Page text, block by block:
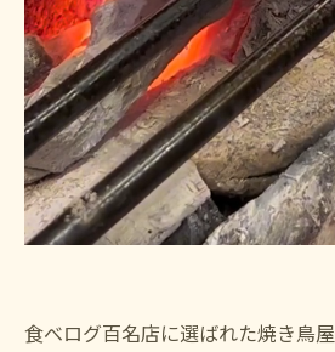
食べログ百名店に選ばれた焼き鳥屋